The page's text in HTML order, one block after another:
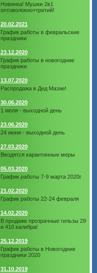
Новинка! Мушки 2в1
оптоволокно+тритий!
20.02.2021
График работы в февральские
праздники
23.12.2020
График работы в новогодние
праздники
13.07.2020
Распродажа в Дед Мазае!
30.06.2020
1 июля - выходной день
23.06.2020
24 июня - выходной день
27.03.2020
Вводятся карантинные меры
05.03.2020
График работы 7-9 марта 2020г
21.02.2020
График работы 22-24 февраля
14.02.2020
В продаже прозрачные гильзы 29
и 410 калибра!
25.12.2019
График работы в Новогодние
праздники 2020
31.10.2019